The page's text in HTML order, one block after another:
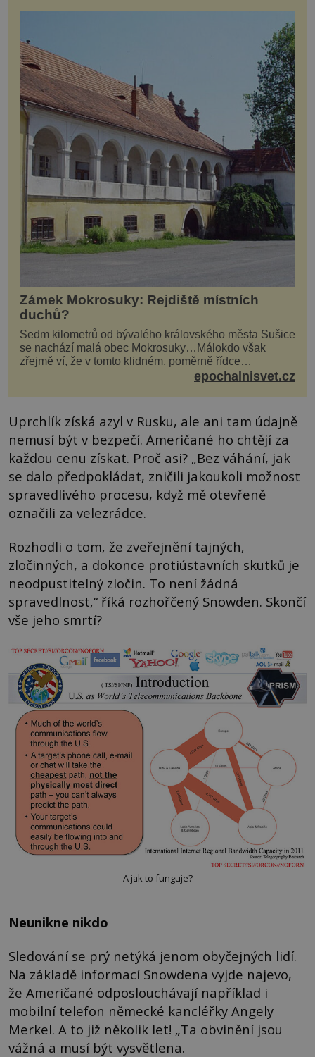
Zámek Mokrosuky: Rejdiště místních
duchů?
Sedm kilometrů od bývalého královského města Sušice
se nachází malá obec Mokrosuky…Málokdo však
zřejmě ví, že v tomto klidném, poměrně řídce
navštěvovaném koutu vesnické Šumavy se nachází
epochalnisvet.cz
Uprchlík získá azyl v Rusku, ale ani tam údajně
nemusí být v bezpečí. Američané ho chtějí za
každou cenu získat. Proč asi? „Bez váhání, jak
se dalo předpokládat, zničili jakoukoli možnost
spravedlivého procesu, když mě otevřeně
označili za velezrádce.
Rozhodli o tom, že zveřejnění tajných,
zločinných, a dokonce protiústavních skutků je
neodpustitelný zločin. To není žádná
spravedlnost,“ říká rozhořčený Snowden. Skončí
vše jeho smrtí?
A jak to funguje?
Neunikne nikdo
Sledování se prý netýká jenom obyčejných lidí.
Na základě informací Snowdena vyjde najevo,
že Američané odposlouchávají například i
mobilní telefon německé kancléřky Angely
Merkel. A to již několik let! „Ta obvinění jsou
vážná a musí být vysvětlena.